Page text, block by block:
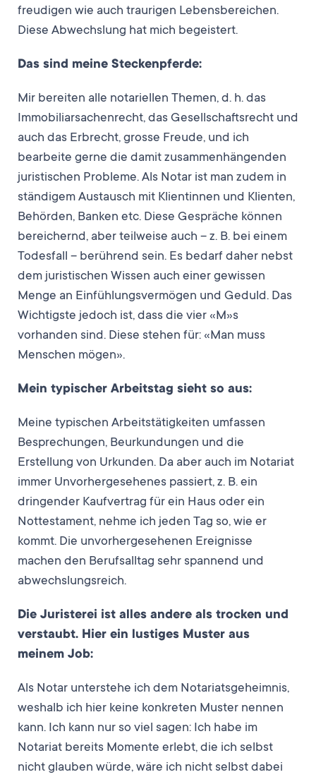
freudigen wie auch traurigen Lebensbereichen.
Diese Abwechslung hat mich begeistert.
Das sind meine Steckenpferde:
Mir bereiten alle notariellen Themen, d. h. das
Immobiliarsachenrecht, das Gesellschaftsrecht und
auch das Erbrecht, grosse Freude, und ich
bearbeite gerne die damit zusammenhängenden
juristischen Probleme. Als Notar ist man zudem in
ständigem Austausch mit Klientinnen und Klienten,
Behörden, Banken etc. Diese Gespräche können
bereichernd, aber teilweise auch – z. B. bei einem
Todesfall – berührend sein. Es bedarf daher nebst
dem juristischen Wissen auch einer gewissen
Menge an Einfühlungsvermögen und Geduld. Das
Wichtigste jedoch ist, dass die vier «M»s
vorhanden sind. Diese stehen für: «Man muss
Menschen mögen».
Mein typischer Arbeitstag sieht so aus:
Meine typischen Arbeitstätigkeiten umfassen
Besprechungen, Beurkundungen und die
Erstellung von Urkunden. Da aber auch im Notariat
immer Unvorhergesehenes passiert, z. B. ein
dringender Kaufvertrag für ein Haus oder ein
Nottestament, nehme ich jeden Tag so, wie er
kommt. Die unvorhergesehenen Ereignisse
machen den Berufsalltag sehr spannend und
abwechslungsreich.
Die Juristerei ist alles andere als trocken und
verstaubt. Hier ein lustiges Muster aus
meinem Job:
Als Notar unterstehe ich dem Notariatsgeheimnis,
weshalb ich hier keine konkreten Muster nennen
kann. Ich kann nur so viel sagen: Ich habe im
Notariat bereits Momente erlebt, die ich selbst
nicht glauben würde, wäre ich nicht selbst dabei